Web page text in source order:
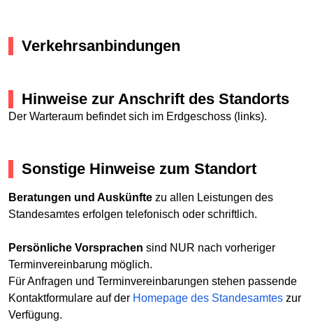
Verkehrsanbindungen
Hinweise zur Anschrift des Standorts
Der Warteraum befindet sich im Erdgeschoss (links).
Sonstige Hinweise zum Standort
Beratungen und Auskünfte zu allen Leistungen des
Standesamtes erfolgen telefonisch oder schriftlich.
Persönliche Vorsprachen sind NUR nach vorheriger
Terminvereinbarung möglich.
Für Anfragen und Terminvereinbarungen stehen passende
Kontaktformulare auf der Homepage des Standesamtes zur
Verfügung.